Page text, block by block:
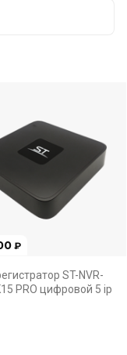
₽
ST-NVR-
PRO цифровой 5 ip